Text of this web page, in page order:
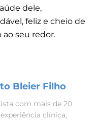
dele,
feliz e cheio de
seu redor.
Bleier Filho
com mais de 20
clínica,